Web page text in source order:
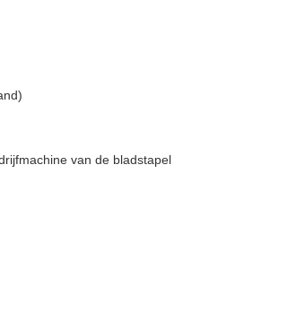
van de bladstapel